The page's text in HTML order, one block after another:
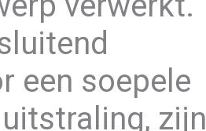
een soepele
zijn